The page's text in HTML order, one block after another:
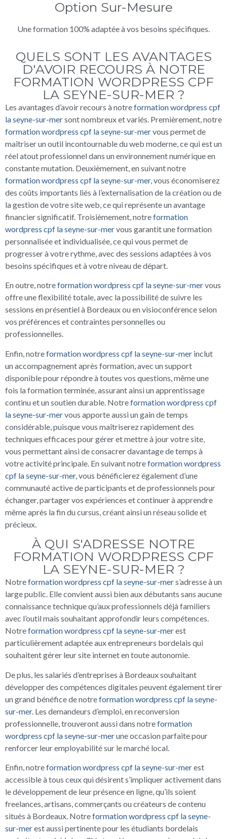
Option Sur-Mesure
Une formation 100% adaptée à vos besoins spécifiques.
QUELS SONT LES AVANTAGES
D'AVOIR RECOURS À NOTRE
FORMATION WORDPRESS CPF
LA SEYNE-SUR-MER ?
Les avantages d’avoir recours à notreformation wordpress cpf
la seyne-sur-mersont nombreux et variés. Premièrement, notre
formation wordpress cpf la seyne-sur-mervous permet de
maîtriser un outil incontournable du web moderne, ce qui est un
réel atout professionnel dans un environnement numérique en
constante mutation. Deuxièmement, en suivant notre
formation wordpress cpf la seyne-sur-mer, vous économiserez
des coûts importants liés à l’externalisation de la création ou de
la gestion de votre site web, ce qui représente un avantage
financier significatif. Troisièmement, notreformation
wordpress cpf la seyne-sur-mervous garantit une formation
personnalisée et individualisée, ce qui vous permet de
progresser à votre rythme, avec des sessions adaptées à vos
besoins spécifiques et à votre niveau de départ.
En outre, notreformation wordpress cpf la seyne-sur-mervous
offre une flexibilité totale, avec la possibilité de suivre les
sessions en présentiel à Bordeaux ou en visioconférence selon
vos préférences et contraintes personnelles ou
professionnelles.
Enfin, notreformation wordpress cpf la seyne-sur-mer inclut
un accompagnement après formation, avec un support
disponible pour répondre à toutes vos questions, même une
fois la formation terminée, assurant ainsi un apprentissage
continu et un soutien durable. Notreformation wordpress cpf
la seyne-sur-mervous apporte aussi un gain de temps
considérable, puisque vous maîtriserez rapidement des
techniques efficaces pour gérer et mettre à jour votre site,
vous permettant ainsi de consacrer davantage de temps à
votre activité principale. En suivant notreformation wordpress
cpf la seyne-sur-mer, vous bénéficierez également d’une
communauté active de participants et de professionnels pour
échanger, partager vos expériences et continuer à apprendre
même après la fin du cursus, créant ainsi un réseau solide et
précieux.
À QUI S'ADRESSE NOTRE
FORMATION WORDPRESS CPF
LA SEYNE-SUR-MER ?
Notreformation wordpress cpf la seyne-sur-mers’adresse à un
large public. Elle convient aussi bien aux débutants sans aucune
connaissance technique qu’aux professionnels déjà familiers
avec l’outil mais souhaitant approfondir leurs compétences.
Notreformation wordpress cpf la seyne-sur-merest
particulièrement adaptée aux entrepreneurs bordelais qui
souhaitent gérer leur site internet en toute autonomie.
De plus, les salariés d’entreprises à Bordeaux souhaitant
développer des compétences digitales peuvent également tirer
un grand bénéfice de notreformation wordpress cpf la seyne-
sur-mer. Les demandeurs d’emploi, en reconversion
professionnelle, trouveront aussi dans notreformation
wordpress cpf la seyne-sur-merune occasion parfaite pour
renforcer leur employabilité sur le marché local.
Enfin, notreformation wordpress cpf la seyne-sur-merest
accessible à tous ceux qui désirent s’impliquer activement dans
le développement de leur présence en ligne, qu’ils soient
freelances, artisans, commerçants ou créateurs de contenu
situés à Bordeaux. Notreformation wordpress cpf la seyne-
sur-merest aussi pertinente pour les étudiants bordelais